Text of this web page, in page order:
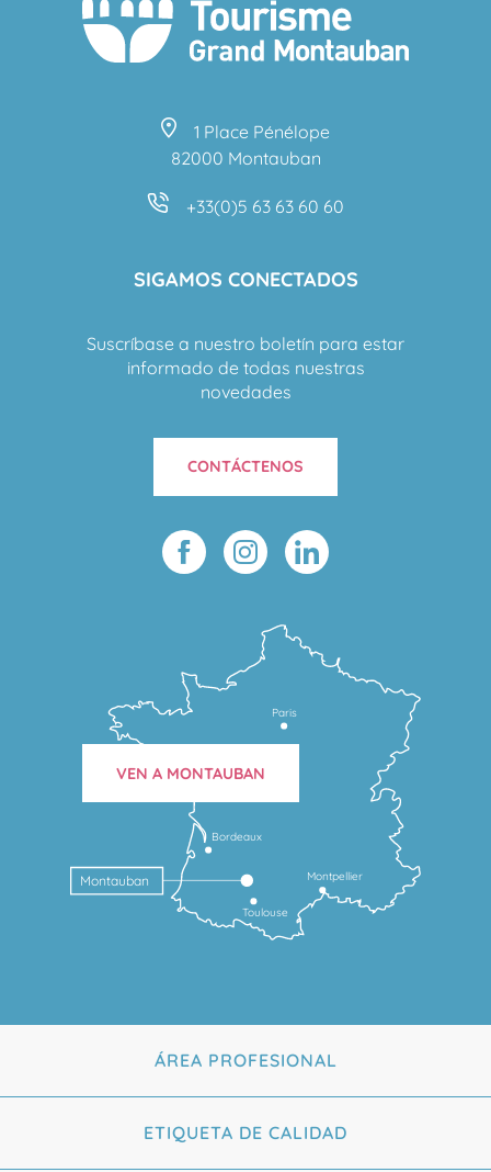
1 Place Pénélope
82000 Montauban
+33(0)5 63 63 60 60
SIGAMOS CONECTADOS
Suscríbase a nuestro boletín para estar
informado de todas nuestras
novedades
CONTÁCTENOS
Toulouse
Montpellier
Bordeaux
Montauban
Paris
VEN A MONTAUBAN
ÁREA PROFESIONAL
ETIQUETA DE CALIDAD